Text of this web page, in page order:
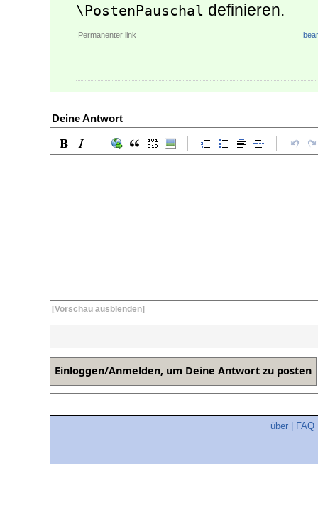
\PostenPauschal definieren.
Permanenter link
Deine Antwort
[Vorschau ausblenden]
über FAQ